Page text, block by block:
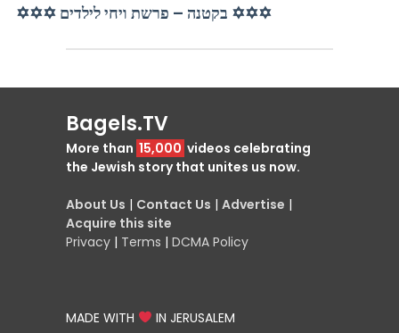
✡✡✡ בקטנה – פרשת ויחי לילדים ✡✡✡
Bagels.TV
More than 15,000 videos celebrating
the Jewish story that unites us now.
About Us | Contact Us | Advertise |
Acquire this site
Privacy | Terms | DCMA Policy
MADE WITH IN JERUSALEM